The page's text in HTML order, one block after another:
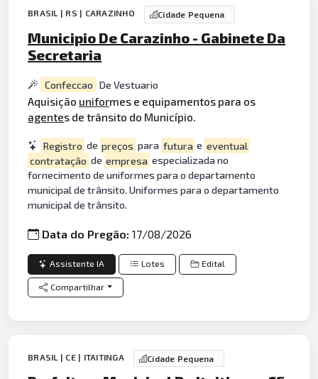
BRASIL | RS | CARAZINHO Cidade Pequena
Municipio De Carazinho - Gabinete Da
Secretaria
Confeccao De Vestuario
Aquisição uniformes e equipamentos para os
agentes de trânsito do Município.
Registro de preços para futura e eventual
contratação de empresa especializada no
fornecimento de uniformes para o departamento
municipal de trânsito. Uniformes para o departamento
municipal de trânsito.
Data do Pregão:17/08/2026
Assistente IA Lotes Edital
Compartilhar
BRASIL | CE | ITAITINGA Cidade Pequena